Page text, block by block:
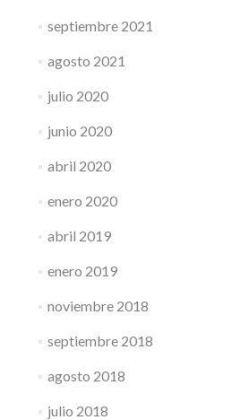
septiembre 2021
agosto 2021
julio 2020
junio 2020
abril 2020
enero 2020
abril 2019
enero 2019
noviembre 2018
septiembre 2018
agosto 2018
julio 2018